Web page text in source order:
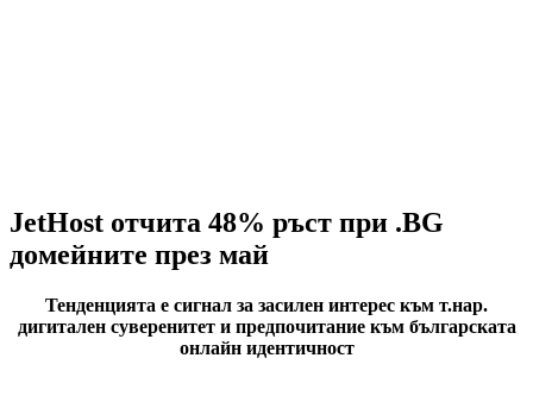
JetHost отчита 48% ръст при .BG
домейните през май
Тенденцията е сигнал за засилен интерес към т.нар.
дигитален суверенитет и предпочитание към българската
онлайн идентичност